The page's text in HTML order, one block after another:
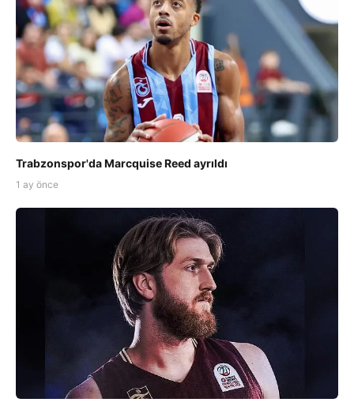
Trabzonspor'da Marcquise Reed ayrıldı
1 ay önce